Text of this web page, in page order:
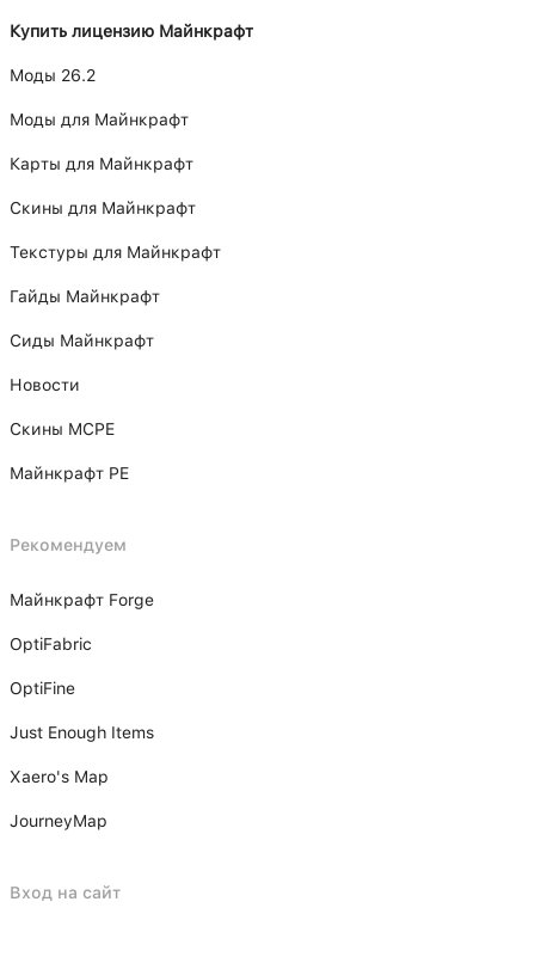
Купить лицензию Майнкрафт
Моды 26.2
Моды для Майнкрафт
Карты для Майнкрафт
Скины для Майнкрафт
Текстуры для Майнкрафт
Гайды Майнкрафт
Сиды Майнкрафт
Новости
Скины MCPE
Майнкрафт PE
Рекомендуем
Майнкрафт Forge
OptiFabric
OptiFine
Just Enough Items
Xаero's Mаp
JourneyMap
Вход на сайт